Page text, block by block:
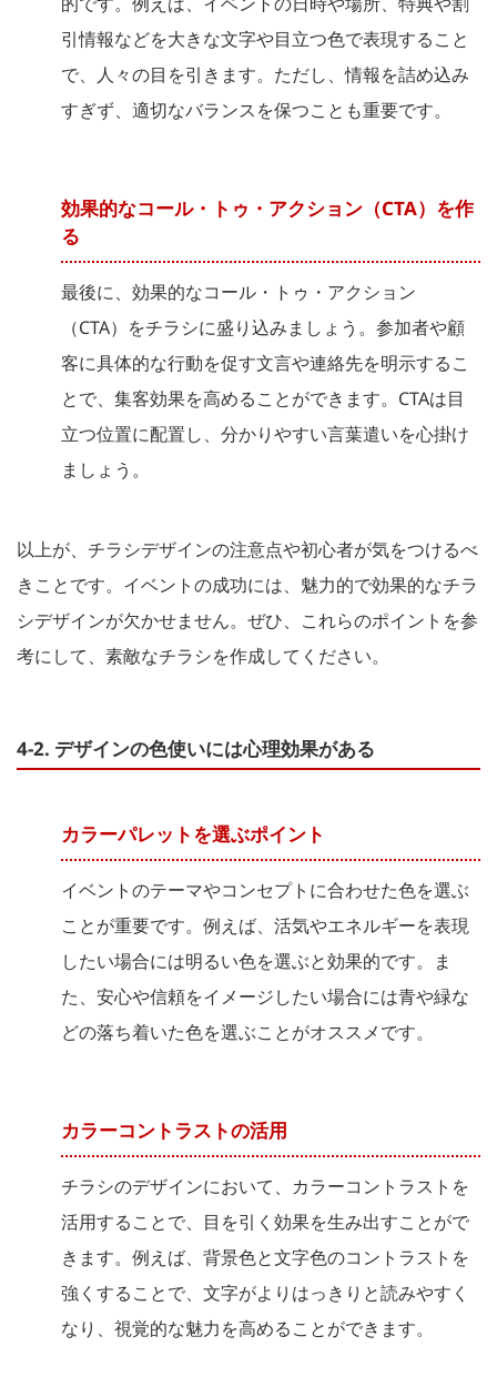
引情報などを大きな文字や目立つ色で表現すること
で、人々の目を引きます。ただし、情報を詰め込み
すぎず、適切なバランスを保つことも重要です。
効果的なコール・トゥ・アクション（CTA）を作
る
最後に、効果的なコール・トゥ・アクション
（CTA）をチラシに盛り込みましょう。参加者や顧
客に具体的な行動を促す文言や連絡先を明示するこ
とで、集客効果を高めることができます。CTAは目
立つ位置に配置し、分かりやすい言葉遣いを心掛け
ましょう。
以上が、チラシデザインの注意点や初心者が気をつけるべ
きことです。イベントの成功には、魅力的で効果的なチラ
シデザインが欠かせません。ぜひ、これらのポイントを参
考にして、素敵なチラシを作成してください。
4-2. デザインの色使いには心理効果がある
カラーパレットを選ぶポイント
イベントのテーマやコンセプトに合わせた色を選ぶ
ことが重要です。例えば、活気やエネルギーを表現
したい場合には明るい色を選ぶと効果的です。ま
た、安心や信頼をイメージしたい場合には青や緑な
どの落ち着いた色を選ぶことがオススメです。
カラーコントラストの活用
チラシのデザインにおいて、カラーコントラストを
活用することで、目を引く効果を生み出すことがで
きます。例えば、背景色と文字色のコントラストを
強くすることで、文字がよりはっきりと読みやすく
なり、視覚的な魅力を高めることができます。